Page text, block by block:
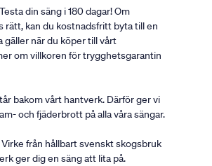
din säng i 180 dagar! Om
rätt, kan du kostnadsfritt byta till en
gäller när du köper till vårt
om villkoren för trygghetsgarantin
bakom vårt hantverk. Därför ger vi
och fjäderbrott på alla våra sängar.
från hållbart svenskt skogsbruk
ger dig en säng att lita på.